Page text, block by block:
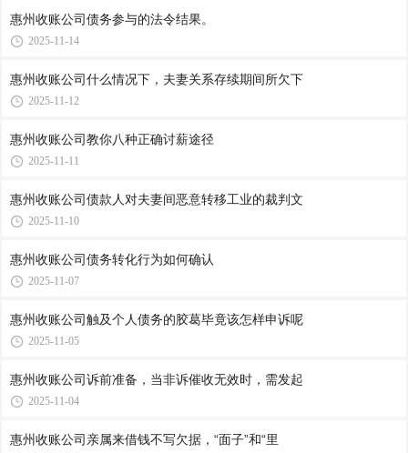
惠州收账公司​债务参与的法令结果。
2025-11-14
惠州收账公司​什么情况下，夫妻关系存续期间所欠下
2025-11-12
惠州收账公司​教你八种正确讨薪途径
2025-11-11
惠州收账公司​债款人对夫妻间恶意转移工业的裁判文
2025-11-10
惠州收账公司​债务转化行为如何确认
2025-11-07
惠州收账公司​触及个人债务的胶葛毕竟该怎样申诉呢
2025-11-05
惠州收账公司​诉前准备，当非诉催收无效时，需发起
2025-11-04
惠州收账公司​亲属来借钱不写欠据，“面子”和“里